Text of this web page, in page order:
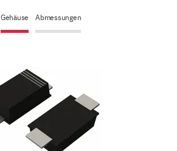
Gehäuse Abmessungen